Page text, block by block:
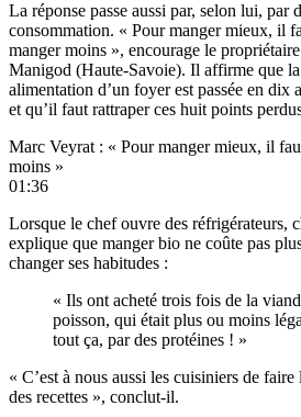
La réponse passe aussi par, selon lui, par
consommation. « Pour manger mieux, il
manger moins », encourage le
Manigod (Haute-Savoie). Il affirme que
alimentation d’un foyer est passée en dix
et qu’il faut rattraper ces huit points
Marc Veyrat : « Pour manger mieux, il
moins »
01:36
Lorsque le chef ouvre des réfrigérateurs,
explique que manger bio ne coûte pas
changer ses habitudes :
« Ils ont acheté trois fois de la
poisson, qui était plus ou moins
tout ça, par des protéines ! »
« C’est à nous aussi les cuisiniers de
des recettes », conclut-il.